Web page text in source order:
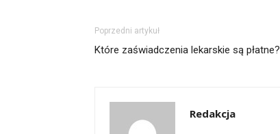
Poprzedni artykuł
Które zaświadczenia lekarskie są płatne?
Redakcja